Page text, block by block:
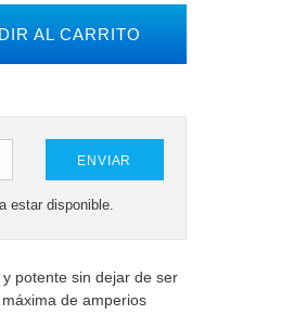
AL CARRITO
ENVIAR
estar disponible.
potente sin dejar de ser
de amperios